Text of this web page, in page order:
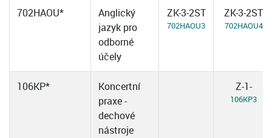
702HAOU*
Anglický
jazyk pro
odborné
účely
ZK-3-2ST
702HAOU3
ZK-3-2ST
702HAOU4
106KP*
Koncertní
praxe -
dechové
nástroje
Z-1-
106KP3